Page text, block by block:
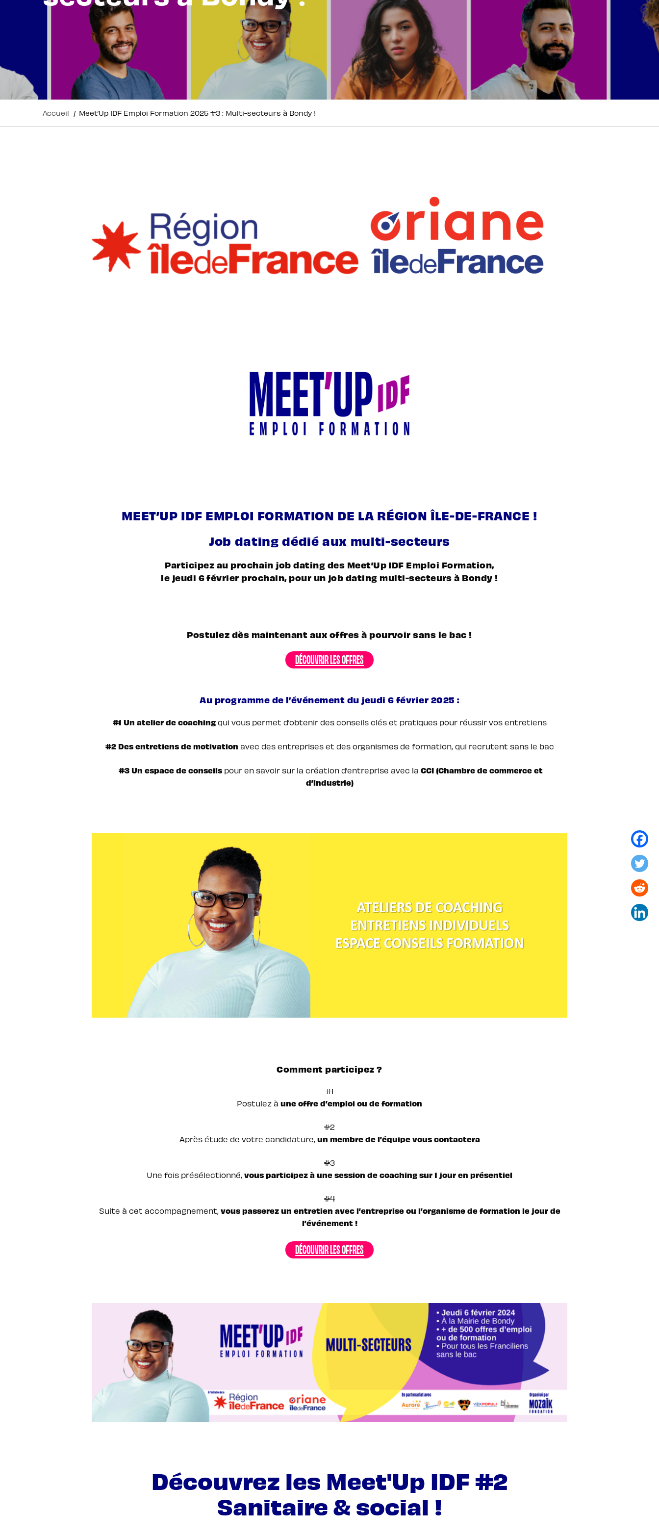
Accueil / Meet’Up IDF Emploi Formation 2025 #3 : Multi-secteurs à Bondy !
MEET’UP IDF EMPLOI FORMATION DE LA RÉGION ÎLE-DE-FRANCE !
Job dating dédié aux multi-secteurs
Participez au prochain job dating des Meet’Up IDF Emploi Formation,
le jeudi 6 février prochain, pour un job dating multi-secteurs à Bondy !
Postulez dès maintenant aux offres à pourvoir sans le bac !
DÉCOUVRIR LES OFFRES
Au programme de l’événement du jeudi 6 février 2025 :
#1 Un atelier de coachingqui vous permet d’obtenir des conseils clés et pratiques pour réussir vos entretiens
#2 Des entretiens de motivation avec des entreprises et des organismes de formation, qui recrutent sans le bac
#3 Un espace de conseilspour en savoir sur la création d’entreprise avec la CCI (Chambre de commerce et
d’industrie)
Comment participez ?
#1
Postulez à une offre d’emploi ou de formation
#2
Après étude de votre candidature, un membre de l’équipe vous contactera
#3
Une fois présélectionné, vous participez à une session de coaching sur 1 jour en présentiel
#4
Suite à cet accompagnement, vous passerez un entretien avec l’entreprise ou l’organisme de formation le jour de
l’événement !
DÉCOUVRIR LES OFFRES
Découvrez les Meet'Up IDF #2
Sanitaire & social !